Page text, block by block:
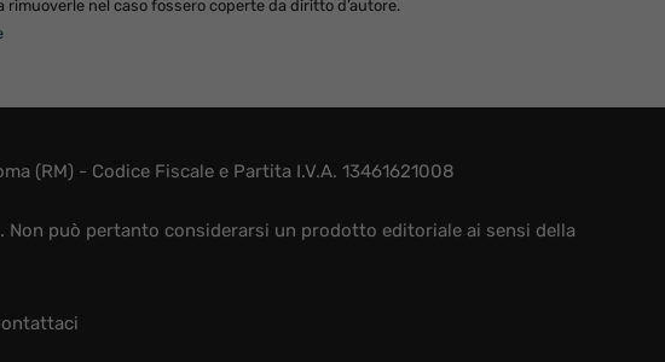
nel caso fossero coperte da diritto d’autore.
(RM) - Codice Fiscale e Partita I.V.A. 13461621008
può pertanto considerarsi un prodotto editoriale ai sensi della